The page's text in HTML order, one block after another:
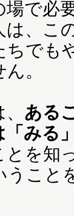
で必
は、こ
ちでも
。
ある
みる
とを知
うこと